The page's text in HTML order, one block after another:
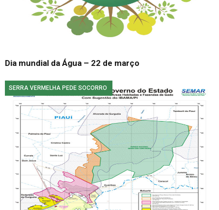
Dia mundial da Água – 22 de março
SERRA VERMELHA PEDE SOCORRO